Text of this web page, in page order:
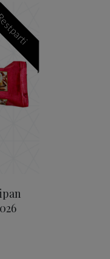
Marcipan 375 g